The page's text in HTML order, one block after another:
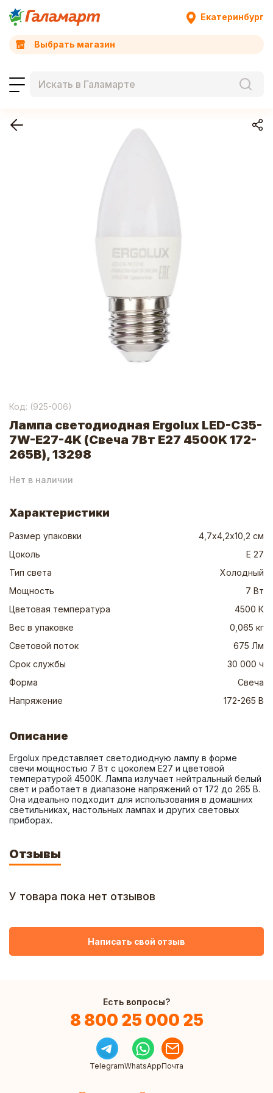
Екатеринбург
Выбрать магазин
Код: (925-006)
Лампа светодиодная Ergolux LED-C35-
7W-E27-4K (Свеча 7Вт E27 4500K 172-
265В), 13298
Нет в наличии
Характеристики
Размер упаковки
4,7х4,2х10,2 см
Цоколь
Е 27
Тип света
Холодный
Мощность
7 Вт
Цветовая температура
4500 К
Вес в упаковке
0,065 кг
Световой поток
675 Лм
Срок службы
30 000 ч
Форма
Свеча
Напряжение
172-265 В
Описание
Ergolux представляет светодиодную лампу в форме
свечи мощностью 7 Вт с цоколем E27 и цветовой
температурой 4500К. Лампа излучает нейтральный белый
свет и работает в диапазоне напряжений от 172 до 265 В.
Она идеально подходит для использования в домашних
светильниках, настольных лампах и других световых
приборах.
Отзывы
У товара пока нет отзывов
Написать свой отзыв
Есть вопросы?
8 800 25 000 25
TelegramWhatsAppПочта